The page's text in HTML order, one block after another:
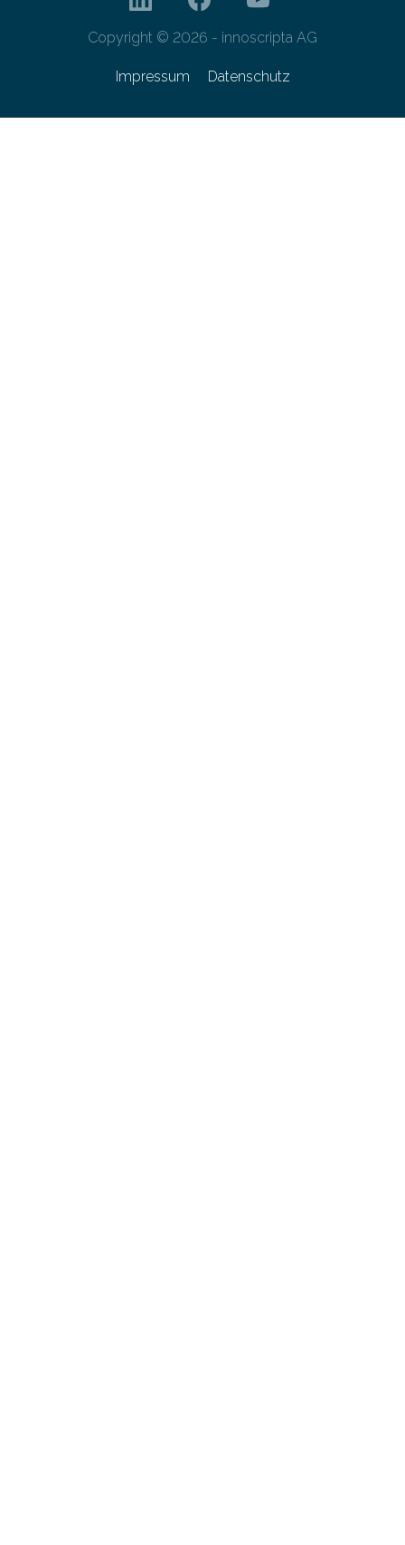
Copyright © 2026 - innoscripta AG
Impressum Datenschutz